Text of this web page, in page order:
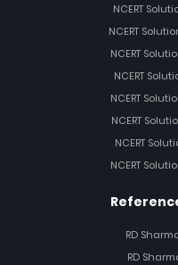
NCERT
NCERT
NCERT
NCERT
NCERT
NCERT
NCERT
NCERT
RD
RD